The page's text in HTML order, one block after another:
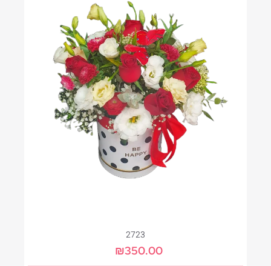
2723
₪350.00